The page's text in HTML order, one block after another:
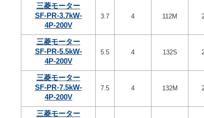
三菱モーター
SF-PR-3.7kW-
4P-200V
3.7 4 112M
三菱モーター
SF-PR-5.5kW-
4P-200V
5.5 4 132S
三菱モーター
SF-PR-7.5kW-
4P-200V
7.5 4 132M
三菱モーター